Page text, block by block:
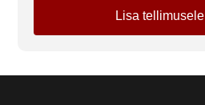
Lisa tellimusele